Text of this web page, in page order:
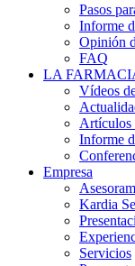
Pasos
Informe
Opinión
FAQ
LA
Vídeos
Artículos
Informe
Empresa
Kardia
Servicios